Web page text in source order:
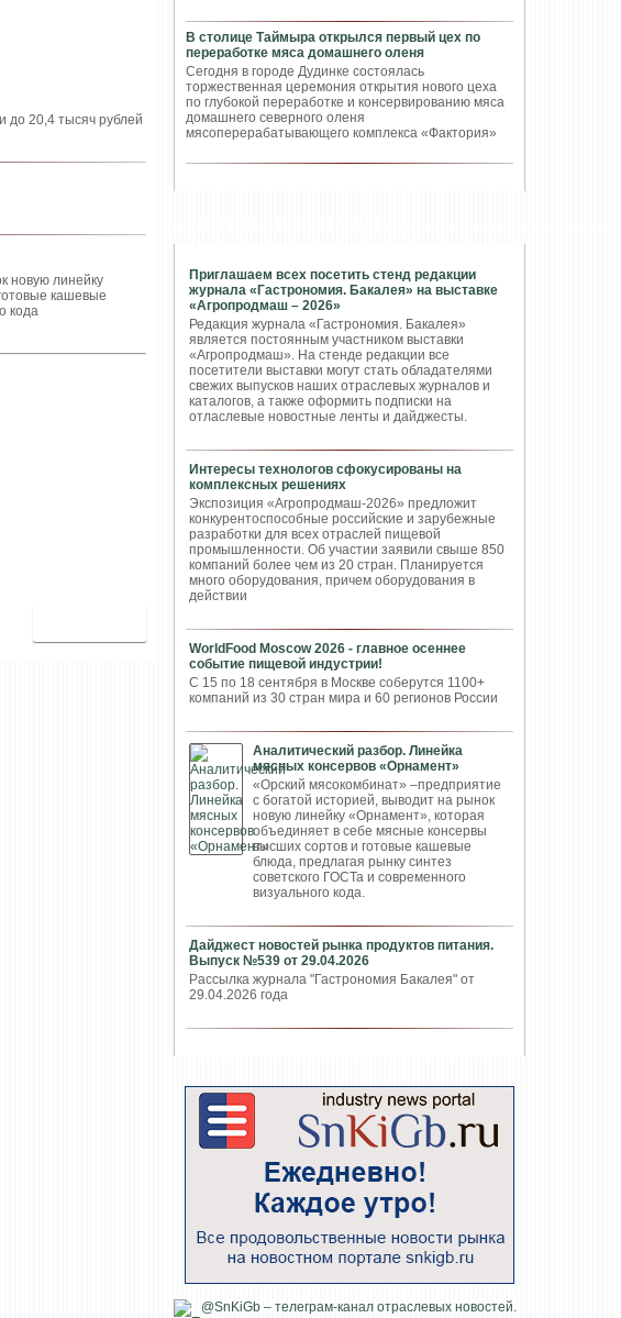
В столице Таймыра открылся первый цех по
переработке мяса домашнего оленя
Сегодня в городе Дудинке состоялась
торжественная церемония открытия нового цеха
по глубокой переработке и консервированию мяса
домашнего северного оленя
мясоперерабатывающего комплекса «Фактория»
Приглашаем всех посетить стенд редакции
журнала «Гастрономия. Бакалея» на выставке
«Агропродмаш – 2026»
Редакция журнала «Гастрономия. Бакалея»
является постоянным участником выставки
«Агропродмаш». На стенде редакции все
посетители выставки могут стать обладателями
свежих выпусков наших отраслевых журналов и
каталогов, а также оформить подписки на
отласлевые новостные ленты и дайджесты.
Интересы технологов сфокусированы на
комплексных решениях
Экспозиция «Агропродмаш-2026» предложит
конкурентоспособные российские и зарубежные
разработки для всех отраслей пищевой
промышленности. Об участии заявили свыше 850
компаний более чем из 20 стран. Планируется
много оборудования, причем оборудования в
действии
WorldFood Moscow 2026 - главное осеннее
событие пищевой индустрии!
С 15 по 18 сентября в Москве соберутся 1100+
компаний из 30 стран мира и 60 регионов России
Аналитический разбор. Линейка
мясных консервов «Орнамент»
«Орский мясокомбинат» –предприятие
с богатой историей, выводит на рынок
новую линейку «Орнамент», которая
объединяет в себе мясные консервы
высших сортов и готовые кашевые
блюда, предлагая рынку синтез
советского ГОСТа и современного
визуального кода.
Дайджест новостей рынка продуктов питания.
Выпуск №539 от 29.04.2026
Рассылка журнала "Гастрономия Бакалея" от
29.04.2026 года
до 20,4 тысяч рублей
новую линейку
кашевые
кода